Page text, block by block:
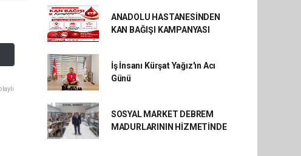
ANADOLU HASTANESİNDEN
KAN BAĞIŞI KAMPANYASI
İş İnsanı Kürşat Yağız'ın Acı
Günü
SOSYAL MARKET DEBREM
MADURLARININ HİZMETİNDE